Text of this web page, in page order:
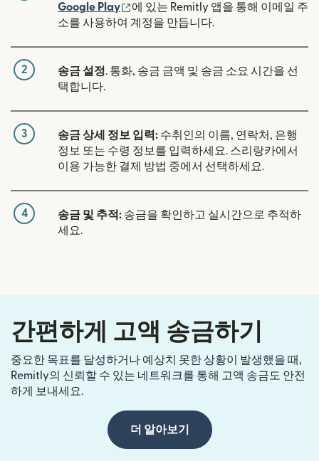
Google Play
(새 창에서 열림)
에 있는 Remitly 앱을 통해 이메일 주
소를 사용하여 계정을 만듭니다.
2 송금 설정. 통화, 송금 금액 및 송금 소요 시간을 선
택합니다.
3 송금 상세 정보 입력: 수취인의 이름, 연락처, 은행
정보 또는 수령 정보를 입력하세요. 스리랑카에서
이용 가능한 결제 방법 중에서 선택하세요.
4 송금 및 추적: 송금을 확인하고 실시간으로 추적하
세요.
간편하게 고액 송금하기
중요한 목표를 달성하거나 예상치 못한 상황이 발생했을 때,
Remitly의 신뢰할 수 있는 네트워크를 통해 고액 송금도 안전
하게 보내세요.
더 알아보기